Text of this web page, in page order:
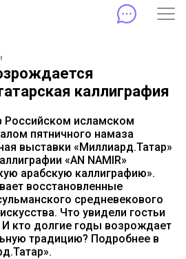
каллиграфия
Российском исламском
пятничного намаза
выставки «Миллиард.Татар»
«AN NAMIR»
арабскую каллиграфию».
восстановленные
средневекового
Что увидели гостьи
кто долгие годы возрождает
традицию? Подробнее в